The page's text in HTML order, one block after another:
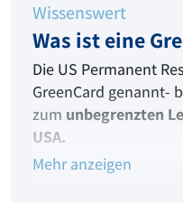
Wissenswert
Was ist eine
Die US Permanent
GreenCard genannt-
zum unbegrenzten
USA.
Dieses besondere
Mehr anzeigen